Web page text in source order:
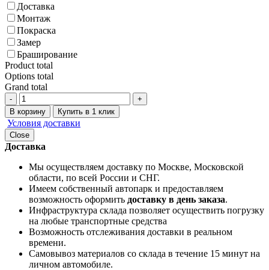
Доставка
Монтаж
Покраска
Замер
Браширование
Product total
Options total
Grand total
-
+
В корзину
Купить в 1 клик
Условия доставки
Close
Доставка
Мы осуществляем доставку по Москве, Московской
области, по всей России и СНГ.
Имеем собственный автопарк и предоставляем
возможность оформить доставку в день заказа.
Инфраструктура склада позволяет осуществить погрузку
на любые транспортные средства
Возможность отслеживания доставки в реальном
времени.
Самовывоз материалов со склада в течение 15 минут на
личном автомобиле.